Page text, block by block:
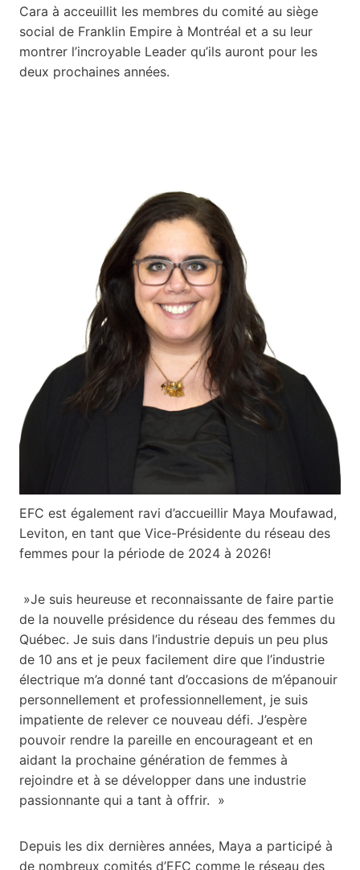
Cara à acceuillit les membres du comité au siège
social de Franklin Empire à Montréal et a su leur
montrer l’incroyable Leader qu’ils auront pour les
deux prochaines années.
EFC est également ravi d’accueillir Maya Moufawad,
Leviton, en tant que Vice-Présidente du réseau des
femmes pour la période de 2024 à 2026!
»Je suis heureuse et reconnaissante de faire partie
de la nouvelle présidence du réseau des femmes du
Québec. Je suis dans l’industrie depuis un peu plus
de 10 ans et je peux facilement dire que l’industrie
électrique m’a donné tant d’occasions de m’épanouir
personnellement et professionnellement, je suis
impatiente de relever ce nouveau défi. J’espère
pouvoir rendre la pareille en encourageant et en
aidant la prochaine génération de femmes à
rejoindre et à se développer dans une industrie
passionnante qui a tant à offrir. »
Depuis les dix dernières années, Maya a participé à
de nombreux comités d’EFC comme le réseau des